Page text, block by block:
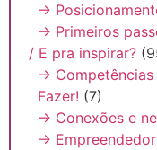
→
→ Primeiros
/ E pra inspirar?
→ Competências
Fazer! (7)
→ Conexões e
→